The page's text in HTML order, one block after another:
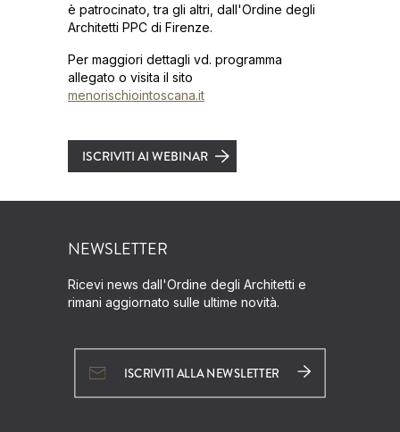
è patrocinato, tra gli altri, dall'Ordine degli
Architetti PPC di Firenze.
Per maggiori dettagli vd. programma
allegato o visita il sito
menorischiointoscana.it
ISCRIVITI AI WEBINAR
NEWSLETTER
Ricevi news dall'Ordine degli Architetti e
rimani aggiornato sulle ultime novità.
ISCRIVITI ALLA NEWSLETTER